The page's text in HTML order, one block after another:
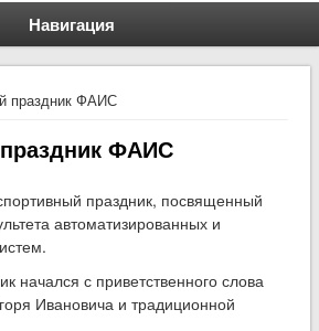
Навигация
праздник ФАИС
ФАИС
праздник, посвященный
автоматизированных и
начался с приветственного слова
Ивановича и традиционной